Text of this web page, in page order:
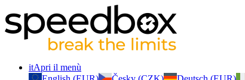
itApri il menù